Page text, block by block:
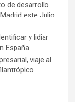
de desarrollo
este Julio
y lidiar
España
viaje al